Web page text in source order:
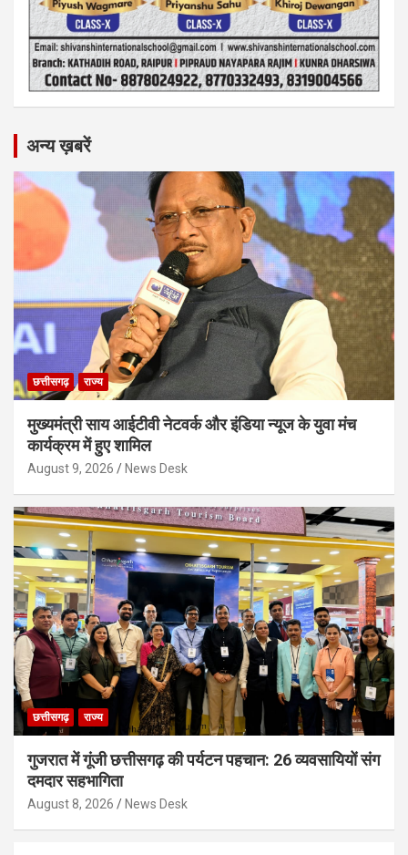
अन्य ख़बरें
छत्तीसगढ़ राज्य
मुख्यमंत्री साय आईटीवी नेटवर्क और इंडिया न्यूज के युवा मंच
कार्यक्रम में हुए शामिल
August 9, 2026 News Desk
छत्तीसगढ़ राज्य
गुजरात में गूंजी छत्तीसगढ़ की पर्यटन पहचान: 26 व्यवसायियों संग
दमदार सहभागिता
August 8, 2026 News Desk